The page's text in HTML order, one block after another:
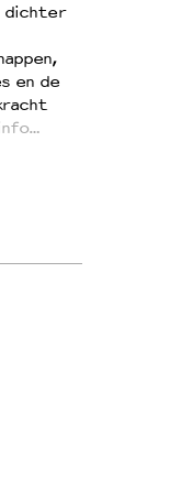
dichter
en de